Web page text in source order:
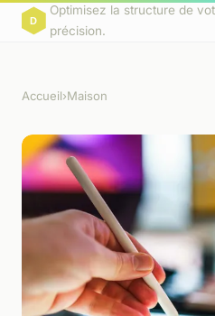
Optimisez la structure de
précision.
Accueil›Maison